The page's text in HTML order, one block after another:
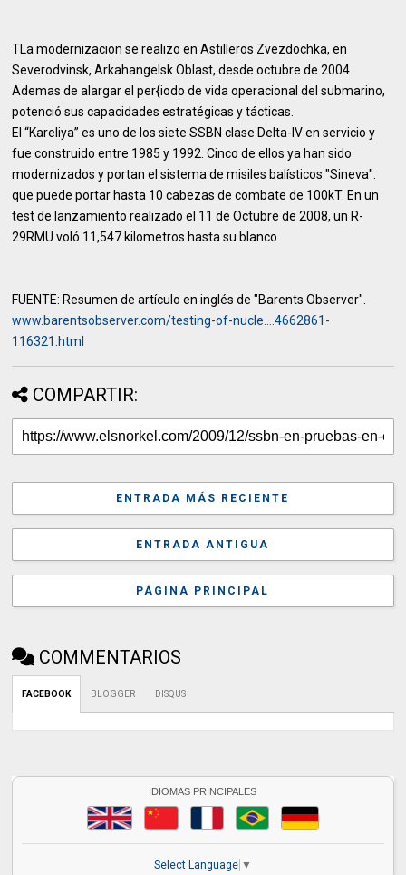
TLa modernizacion se realizo en Astilleros Zvezdochka, en
Severodvinsk, Arkahangelsk Oblast, desde octubre de 2004.
Ademas de alargar el per{iodo de vida operacional del submarino,
potenció sus capacidades estratégicas y tácticas.
El “Kareliya” es uno de los siete SSBN clase Delta-IV en servicio y
fue construido entre 1985 y 1992. Cinco de ellos ya han sido
modernizados y portan el sistema de misiles balísticos "Sineva".
que puede portar hasta 10 cabezas de combate de 100kT. En un
test de lanzamiento realizado el 11 de Octubre de 2008, un R-
29RMU voló 11,547 kilometros hasta su blanco
FUENTE: Resumen de artículo en inglés de "Barents Observer".
www.barentsobserver.com/testing-of-nucle....4662861-
116321.html
COMPARTIR:
ENTRADA MÁS RECIENTE
ENTRADA ANTIGUA
PÁGINA PRINCIPAL
COMMENTARIOS
FACEBOOK BLOGGER DISQUS
IDIOMAS PRINCIPALES
Select Language ▼